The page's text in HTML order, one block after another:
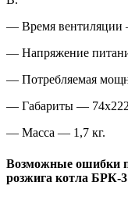
— Время
— Напряжение
— Потребляемая
— Габариты —
— Масса — 1,7 кг.
Возможные ошибки
розжига котла БРК-3